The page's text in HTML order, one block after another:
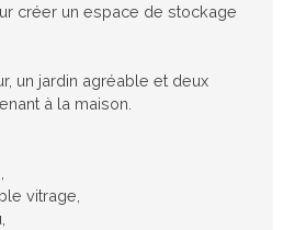
créer un espace de stockage
un jardin agréable et deux
à la maison.
vitrage,